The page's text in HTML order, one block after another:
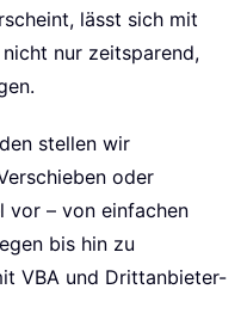
lässt sich mit
nur zeitsparend,
stellen wir
oder
vor – von einfachen
bis hin zu
VBA und Drittanbieter-